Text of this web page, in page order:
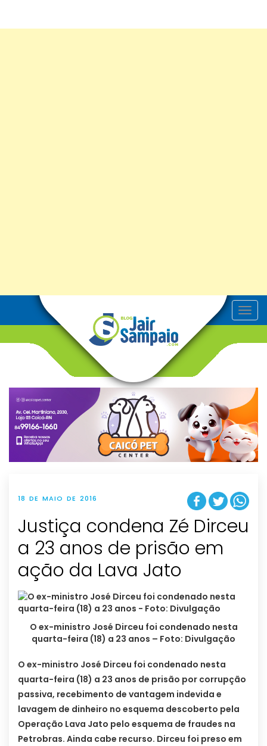
T
o
v
g
t
i
o
n
18 DE MAIO DE 2016
Justiça condena Zé Dirceu
a 23 anos de prisão em
ação da Lava Jato
O ex-ministro José Dirceu foi condenado nesta
quarta-feira (18) a 23 anos – Foto: Divulgação
O ex-ministro José Dirceu foi condenado nesta
quarta-feira (18) a 23 anos de prisão por corrupção
passiva, recebimento de vantagem indevida e
lavagem de dinheiro no esquema descoberto pela
Operação Lava Jato pelo esquema de fraudes na
Petrobras. Ainda cabe recurso. Dirceu foi preso em